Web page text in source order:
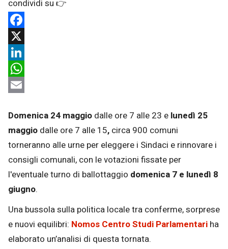
Facebook
X
LinkedIn
WhatsApp
Domenica 24 maggio dalle ore 7 alle 23 e lunedì 25
maggio dalle ore 7 alle 15, circa 900 comuni
torneranno alle urne per eleggere i Sindaci e rinnovare i
consigli comunali, con le votazioni fissate per
l'eventuale turno di ballottaggio domenica 7 e lunedì 8
giugno.
Una bussola sulla politica locale tra conferme, sorprese
e nuovi equilibri: Nomos Centro Studi Parlamentari ha
elaborato un’analisi di questa tornata.